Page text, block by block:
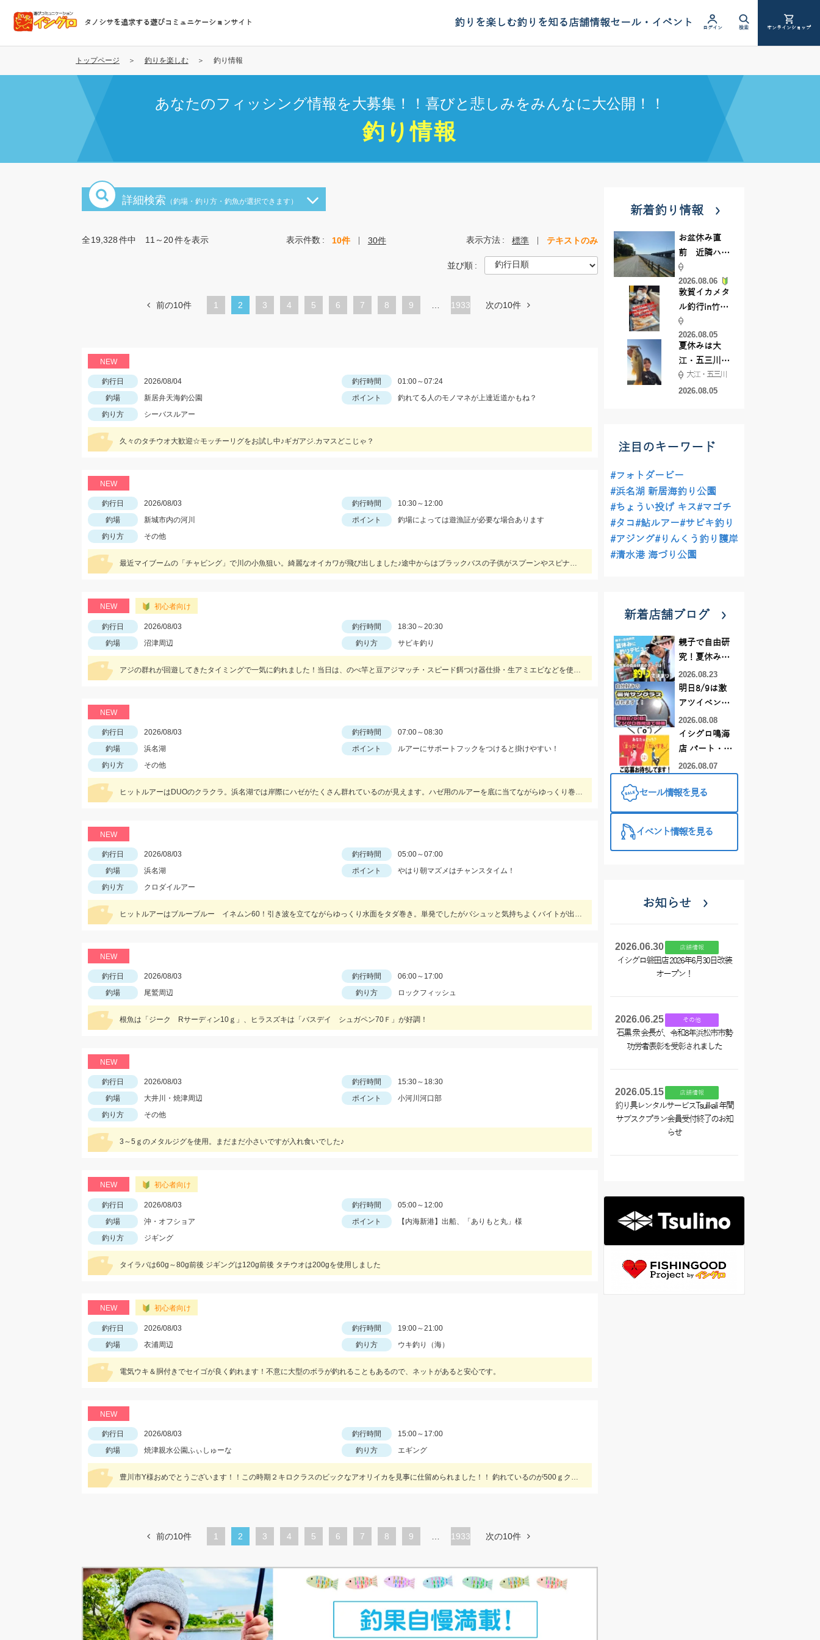
コ
テ
タノシサを追求する遊びコミュニケーションサイト 釣りを楽しむ釣りを知る店舗情報セール・イベント ログイン 検索 オンラインショップ
トップページ 釣りを楽しむ 釣り情報
あなたのフィッシング情報を大募集！！喜びと悲しみをみんなに大公開！！
釣り情報
詳細検索 （釣場・釣り方・釣魚が選択できます）
全19,328件中 11～20件を表示 表示件数 10件 30件 表示方法 標準 テキストのみ
並び順
前の10件 1
カ
2
ペ
3
ペ
4
ペ
5
ペ
6
ペ
7
ペ
8
ペ
9 1933 次の10件
NEW
釣行日 2026/08/04 釣行時間
01:00～07:24
釣場
新居弁天海釣公園 ポイント
釣れてる人のモノマネが上達近道かもね？
釣り方
シーバスルアー
久々のタチウオ大歓迎☆モッチーリグをお試し中♪ギガアジ.カマスどこじゃ？
NEW
釣行日 2026/08/03 釣行時間
10:30～12:00
釣場
新城市内の河川 ポイント
釣場によっては遊漁証が必要な場合あります
釣り方
その他
最近マイブームの「チャビング」で川の小魚狙い。綺麗なオイカワが飛び出しました♪途中からはブラックバスの子供がスプーンやスピナーに連続ヒットしてきました。
NEW 初心者向け
釣行日 2026/08/03 釣行時間
18:30～20:30
釣場
沼津周辺 釣り方 サビキ釣り
アジの群れが回遊してきたタイミングで一気に釣れました！当日は、のべ竿と豆アジマッチ・スピード餌つけ器仕掛・生アミエビなどを使用しました。
NEW
釣行日 2026/08/03 釣行時間
07:00～08:30
釣場
浜名湖 ポイント
ルアーにサポートフックをつけると掛けやすい！
釣り方
その他
ヒットルアーはDUOのクラクラ。浜名湖では岸際にハゼがたくさん群れているのが見えます。ハゼ用のルアーを底に当てながらゆっくり巻くだけ！ハゼがたくさんアタックしてきて面白いです。
NEW
釣行日 2026/08/03 釣行時間
05:00～07:00
釣場
浜名湖 ポイント
やはり朝マズメはチャンスタイム！
釣り方
クロダイルアー
ヒットルアーはブルーブルー イネムン60！引き波を立てながらゆっくり水面をタダ巻き。単発でしたがバシュッと気持ちよくバイトが出ました☆
NEW
釣行日 2026/08/03 釣行時間
06:00～17:00
釣場
尾鷲周辺 釣り方 ロックフィッシュ
根魚は「ジーク Rサーディン10ｇ」、ヒラスズキは「バスデイ シュガペン70Ｆ」が好調！
NEW
釣行日 2026/08/03 釣行時間
15:30～18:30
釣場
大井川・焼津周辺 ポイント
小河川河口部
釣り方
その他
3～5ｇのメタルジグを使用。まだまだ小さいですが入れ食いでした♪
NEW 初心者向け
釣行日 2026/08/03 釣行時間
05:00～12:00
釣場
沖・オフショア ポイント
【内海新港】出船、「ありもと丸」様
釣り方
ジギング
タイラバは60g～80g前後 ジギングは120g前後 タチウオは200gを使用しました
NEW 初心者向け
釣行日 2026/08/03 釣行時間
19:00～21:00
釣場
衣浦周辺 釣り方 ウキ釣り（海）
電気ウキ＆胴付きでセイゴが良く釣れます！不意に大型のボラが釣れることもあるので、ネットがあると安心です。
NEW
釣行日 2026/08/03 釣行時間
15:00～17:00
釣場
焼津親水公園ふぃしゅーな 釣り方 エギング
豊川市Y様おめでとうございます！！この時期２キロクラスのビックなアオリイカを見事に仕留められました！！ 釣れているのが500ｇクラスの情報だったので、ヒットした瞬間はエイかと思ったそうです。
前の10件 1
カ
ン
ト
ペ
ー
2
ペ
ジ
3
ペ
4
ペ
5
ペ
6
ペ
7
ペ
8
ペ
9 1933 次の10件
新着釣り情報
お盆休み直
前 近隣ハゼ
釣り場調査し
てきました
2026.08.06
敦賀イカメタ
ル釣行in竹宝
丸様 釣り方で
釣果が激変！
竿頭を取った
パターンと
は？
2026.08.05
夏休みは大
江・五三川で
バスフィッシ
ング♪
大江・五三川
2026.08.05
注目のキーワード
#フォトダービー
#浜名湖 新居海釣り公園
#ちょうい投げ キス#マゴチ
#タコ#鮎ルアー#サビキ釣り
#アジング#りんくう釣り護岸
#清水港 海づり公園
新着店舗ブログ
親子で自由研
究！夏休みに
釣りデビュー
2026.08.23
明日8/9は激
アツイベント
日！！！～オ
ーダー偏光グ
ラス受注会～
2026.08.08
イシグロ鳴海
店 パート・ア
ルバイトスタ
募集中！
2026.08.07
セール情報を見る
イベント情報を見る
お知らせ
2026.06.30 店舗情報
イシグロ磐田店 2026年6月30日改装
オープン！
2026.06.25 その他
石黒 衆 会長が、令和8年浜松市市勢
功労者表彰を受彰されました
2026.05.15 店舗情報
釣り具レンタルサービスTsulikali 年間
サブスクプラン会員受付終了のお知
らせ